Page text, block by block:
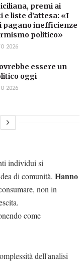
premi ai
e liste d’attesa: «I
pagano inefficienze
politico»
2026
essere un
oggi
2026
individui si
di comunità. Hanno
non in
come
dell'analisi